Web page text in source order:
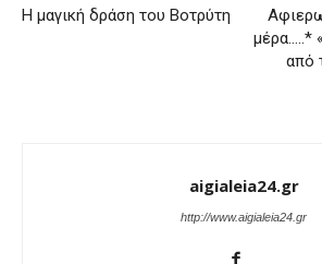
Η μαγική δράση του Βοτρύτη
μέρα…..*
από
aigialeia24.gr
http://www.aigialeia24.gr